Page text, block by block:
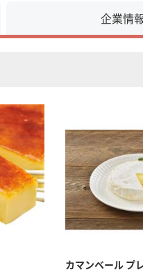
企業情
カマンベール プ